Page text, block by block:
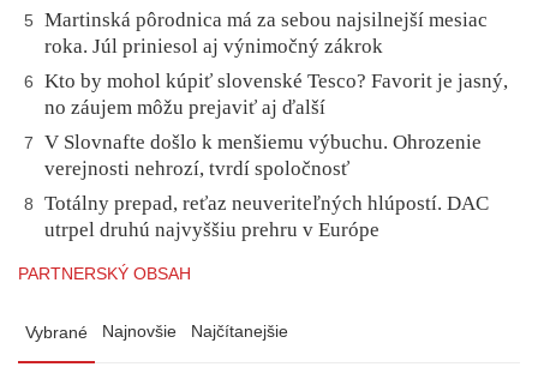
5
Martinská pôrodnica má za sebou najsilnejší mesiac
roka. Júl priniesol aj výnimočný zákrok
6
Kto by mohol kúpiť slovenské Tesco? Favorit je jasný,
no záujem môžu prejaviť aj ďalší
7
V Slovnafte došlo k menšiemu výbuchu. Ohrozenie
verejnosti nehrozí, tvrdí spoločnosť
8
Totálny prepad, reťaz neuveriteľných hlúpostí. DAC
utrpel druhú najvyššiu prehru v Európe
PARTNERSKÝ OBSAH
Vybrané Najnovšie Najčítanejšie